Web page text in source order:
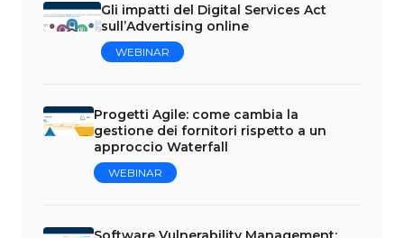
Gli impatti del Digital Services Act
sull’Advertising online
WEBINAR
Progetti Agile: come cambia la
gestione dei fornitori rispetto a un
approccio Waterfall
WEBINAR